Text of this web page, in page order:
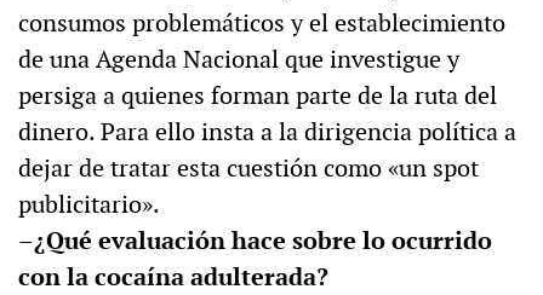
consumos problemáticos y el establecimiento
de una Agenda Nacional que investigue y
persiga a quienes forman parte de la ruta del
dinero. Para ello insta a la dirigencia política a
dejar de tratar esta cuestión como «un spot
publicitario».
–¿Qué evaluación hace sobre lo ocurrido
con la cocaína adulterada?